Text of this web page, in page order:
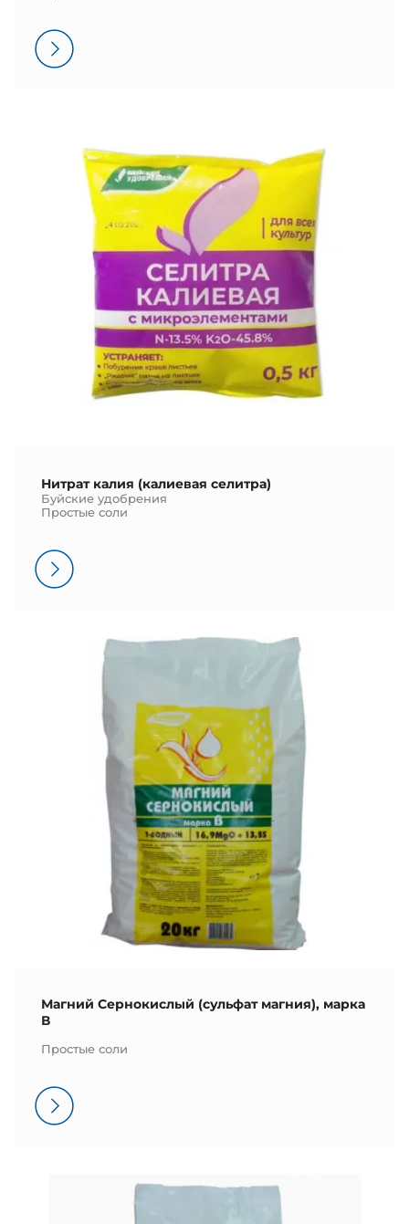
Нитрат калия (калиевая селитра)
Буйские удобрения
Простые соли
Магний Сернокислый (сульфат магния), марка
В
Простые соли